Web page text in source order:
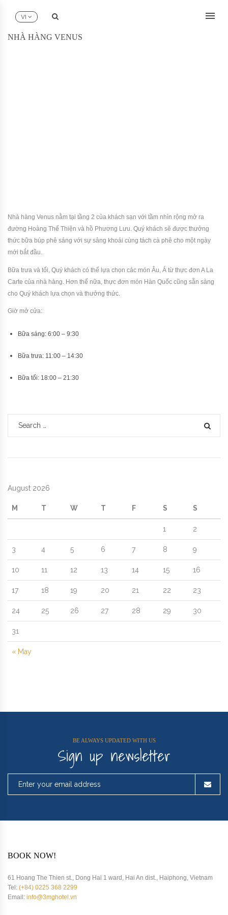
: VI
NHÀ HÀNG VENUS
Nhà hàng Venus nằm tại tầng 2 của khách sạn với tầm nhìn rộng mở ra
đường Hoàng Thế Thiện và hồ Phương Lưu. Quý khách sẽ được thưởng
thức bữa búp phê sáng với sự sảng khoái cùng tách cà phê cho một ngày
mới bắt đầu.
Bữa trưa và tối, Quý khách có thể lựa chọn các món Âu, Á từ thực đơn A La
Carte của nhà hàng. Hơn thế nữa, thực đơn món Hàn Quốc cũng sẵn sàng
cho Quý khách lựa chọn và thưởng thức.
Giờ mở cửa:
Bữa sáng: 6:00 – 9:30
Bữa trưa: 11:00 – 14:30
Bữa tối: 18:00 – 21:30
August 2026
M T W T F S S
« May
1 2
3 4 5 6 7 8 9
10 11 12 13 14 15 16
17 18 19 20 21 22 23
24 25 26 27 28 29 30
31
BE ALWAYS UPDATED WITH US
Sign up newsletter
BOOK NOW!
61 Hoang The Thien st., Dong Hai 1 ward, Hai An dist., Haiphong, Vietnam
Tel: (+84) 0225 368 2299
Email: info@3mghotel.vn